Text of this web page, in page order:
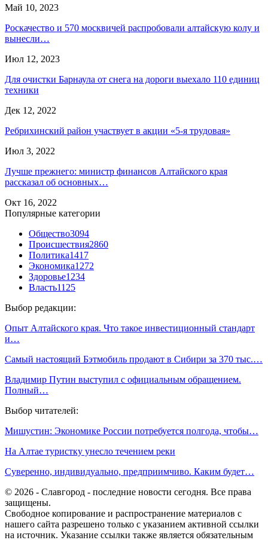
Май 10, 2023
Роскачество и 570 москвичей распробовали алтайскую колу и
вынесли…
Июл 12, 2023
Для очистки Барнаула от снега на дороги выехало 110 единиц
техники
Дек 12, 2022
Ребрихинский район участвует в акции «5-я трудовая»
Июл 3, 2022
Лучше прежнего: министр финансов Алтайского края
рассказал об основных…
Окт 16, 2022
Популярные категории
Общество3094
Происшествия2860
Политика1417
Экономика1272
Здоровье1234
Власть1125
Выбор редакции:
Опыт Алтайского края. Что такое инвестиционный стандарт
и…
Самый настоящий Бэтмoбиль продают в Сибири за 370 тыс.…
Владимир Путин выступил с официальным обращением.
Полный…
Выбор читателей:
Мишустин: Экономике России потребуется полгода, чтобы…
На Алтае туристку унесло течением реки
Суверенно, индивидуально, предприимчиво. Каким будет…
© 2026 - Славгород - последние новости сегодня. Все права
защищены.
Свободное копирование и распространение материалов с
нашего сайта разрешено только с указанием активной ссылки
на источник. Указание ссылки также является обязательным